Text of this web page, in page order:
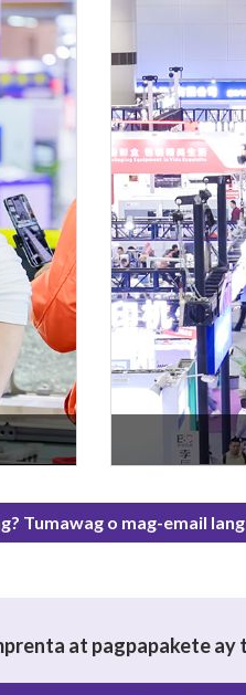
Tumawag o mag-email
at pagpapakete ay